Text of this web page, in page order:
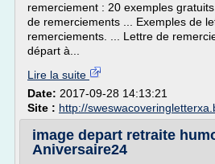
remerciement : 20 exemples
de remerciements ... Exemples de
remerciements. ... Lettre de
départ à...
Lire la suite
Date: 2017-09-28 14:13:21
Site : http://
image depart retraite
Aniversaire24